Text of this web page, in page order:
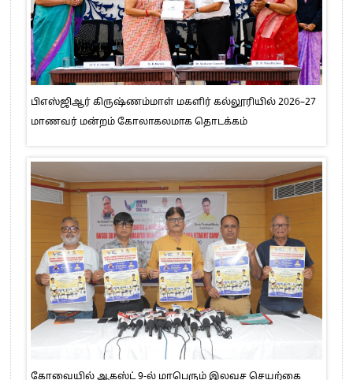
பிஎஸ்ஜிஆர் கிருஷ்ணம்மாள் மகளிர் கல்லூரியில் 2026–27
மாணவர் மன்றம் கோலாகலமாக தொடக்கம்
கோவையில் ஆகஸ்ட் 9-ல் மாபெரும் இலவச செயற்கை